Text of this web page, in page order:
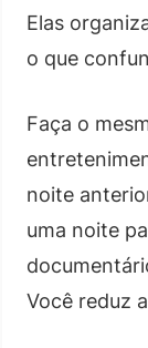
Elas
o que
Faça o
noite
uma noite
Você reduz